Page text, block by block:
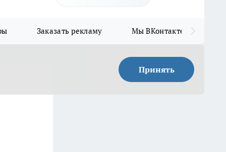
Заказать рекламу Мы ВКонтакте
Принять